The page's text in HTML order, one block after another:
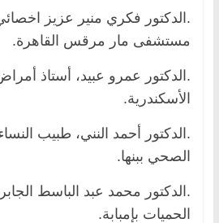
.الدكتور فكري منير عزيز
مستشفى مار مرقس القاهرة.
.الدكتور عمرو عبيد، أستاذ
الأسكندرية.
.الدكتور أحمد النني، طبيب
الصحي ببنها.
.الدكتور محمد عبد الباسط
الحميات بإمبابة.